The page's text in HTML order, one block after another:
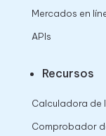
Mercados en
APIs
Recursos
Calculadora de
Comprobador